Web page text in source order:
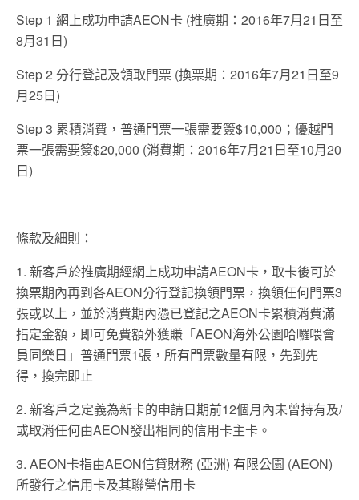
Step 1 網上成功申請AEON卡 (推廣期：2016年7月21日至
8月31日)
Step 2 分行登記及領取門票 (換票期：2016年7月21日至9
月25日)
Step 3 累積消費，普通門票一張需要簽$10,000；優越門
票一張需要簽$20,000 (消費期：2016年7月21日至10月20
日)
條款及細則：
1. 新客戶於推廣期經網上成功申請AEON卡，取卡後可於
換票期內再到各AEON分行登記換領門票，換領任何門票3
張或以上，並於消費期內憑已登記之AEON卡累積消費滿
指定金額，即可免費額外獲賺「AEON海外公園哈囉喂會
員同樂日」普通門票1張，所有門票數量有限，先到先
得，換完即止
2. 新客戶之定義為新卡的申請日期前12個月內未曾持有及/
或取消任何由AEON發出相同的信用卡主卡。
3. AEON卡指由AEON信貸財務 (亞洲) 有限公園 (AEON)
所發行之信用卡及其聯營信用卡